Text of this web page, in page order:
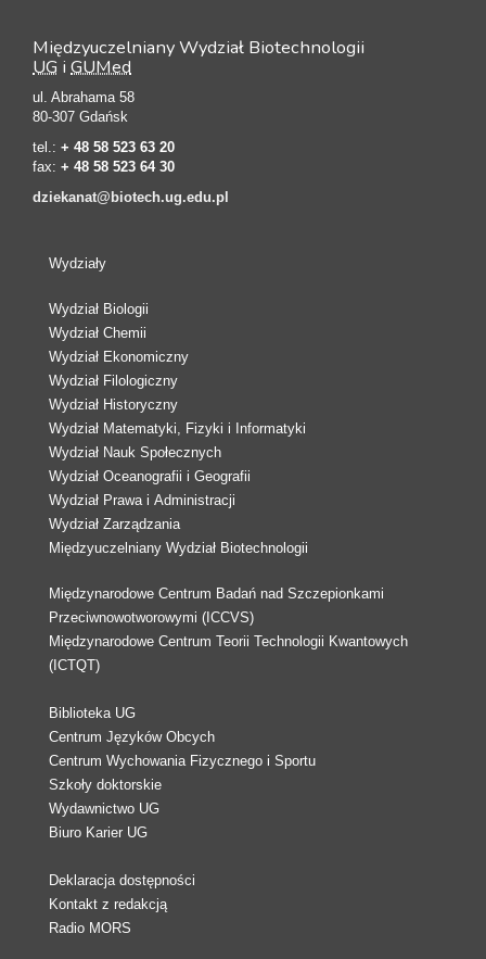
Międzyuczelniany Wydział Biotechnologii
UG i GUMed
ul. Abrahama 58
80-307 Gdańsk
tel.: + 48 58 523 63 20
fax: + 48 58 523 64 30
dziekanat@biotech.ug.edu.pl
Wydziały
Wydział Biologii
Wydział Chemii
Wydział Ekonomiczny
Wydział Filologiczny
Wydział Historyczny
Wydział Matematyki, Fizyki i Informatyki
Wydział Nauk Społecznych
Wydział Oceanografii i Geografii
Wydział Prawa i Administracji
Wydział Zarządzania
Międzyuczelniany Wydział Biotechnologii
Międzynarodowe Centrum Badań nad Szczepionkami
Przeciwnowotworowymi (ICCVS)
Międzynarodowe Centrum Teorii Technologii Kwantowych
(ICTQT)
Biblioteka UG
Centrum Języków Obcych
Centrum Wychowania Fizycznego i Sportu
Szkoły doktorskie
Wydawnictwo UG
Biuro Karier UG
Deklaracja dostępności
Kontakt z redakcją
Radio MORS